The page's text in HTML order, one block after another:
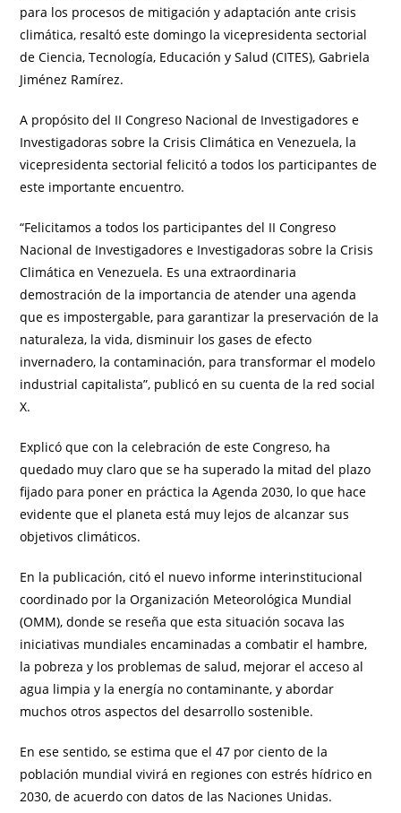
para los procesos de mitigación y adaptación ante crisis
climática, resaltó este domingo la vicepresidenta sectorial
de Ciencia, Tecnología, Educación y Salud (CITES), Gabriela
Jiménez Ramírez.
A propósito del II Congreso Nacional de Investigadores e
Investigadoras sobre la Crisis Climática en Venezuela, la
vicepresidenta sectorial felicitó a todos los participantes de
este importante encuentro.
“Felicitamos a todos los participantes del II Congreso
Nacional de Investigadores e Investigadoras sobre la Crisis
Climática en Venezuela. Es una extraordinaria
demostración de la importancia de atender una agenda
que es impostergable, para garantizar la preservación de la
naturaleza, la vida, disminuir los gases de efecto
invernadero, la contaminación, para transformar el modelo
industrial capitalista”, publicó en su cuenta de la red social
X.
Explicó que con la celebración de este Congreso, ha
quedado muy claro que se ha superado la mitad del plazo
fijado para poner en práctica la Agenda 2030, lo que hace
evidente que el planeta está muy lejos de alcanzar sus
objetivos climáticos.
En la publicación, citó el nuevo informe interinstitucional
coordinado por la Organización Meteorológica Mundial
(OMM), donde se reseña que esta situación socava las
iniciativas mundiales encaminadas a combatir el hambre,
la pobreza y los problemas de salud, mejorar el acceso al
agua limpia y la energía no contaminante, y abordar
muchos otros aspectos del desarrollo sostenible.
En ese sentido, se estima que el 47 por ciento de la
población mundial vivirá en regiones con estrés hídrico en
2030, de acuerdo con datos de las Naciones Unidas.